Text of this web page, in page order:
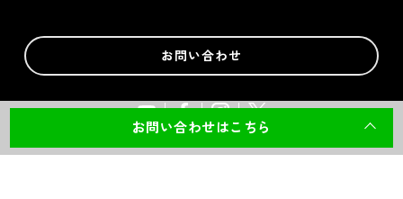
お問い合わせ
お問い合わせはこちら